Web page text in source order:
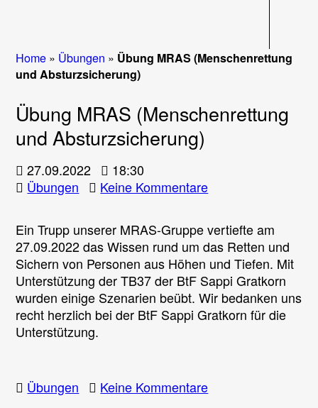
Home » Übungen » Übung MRAS (Menschenrettung
und Absturzsicherung)
Übung MRAS (Menschenrettung
und Absturzsicherung)
27.09.2022
18:30
Übungen
Keine Kommentarezu
(Menschenrettung
und
Absturzsicherung)
Ein Trupp unserer MRAS-Gruppe vertiefte am
27.09.2022 das Wissen rund um das Retten und
Sichern von Personen aus Höhen und Tiefen. Mit
Unterstützung der TB37 der BtF Sappi Gratkorn
wurden einige Szenarien beübt. Wir bedanken uns
recht herzlich bei der BtF Sappi Gratkorn für die
Unterstützung.
Übungen Keine Kommentarezu